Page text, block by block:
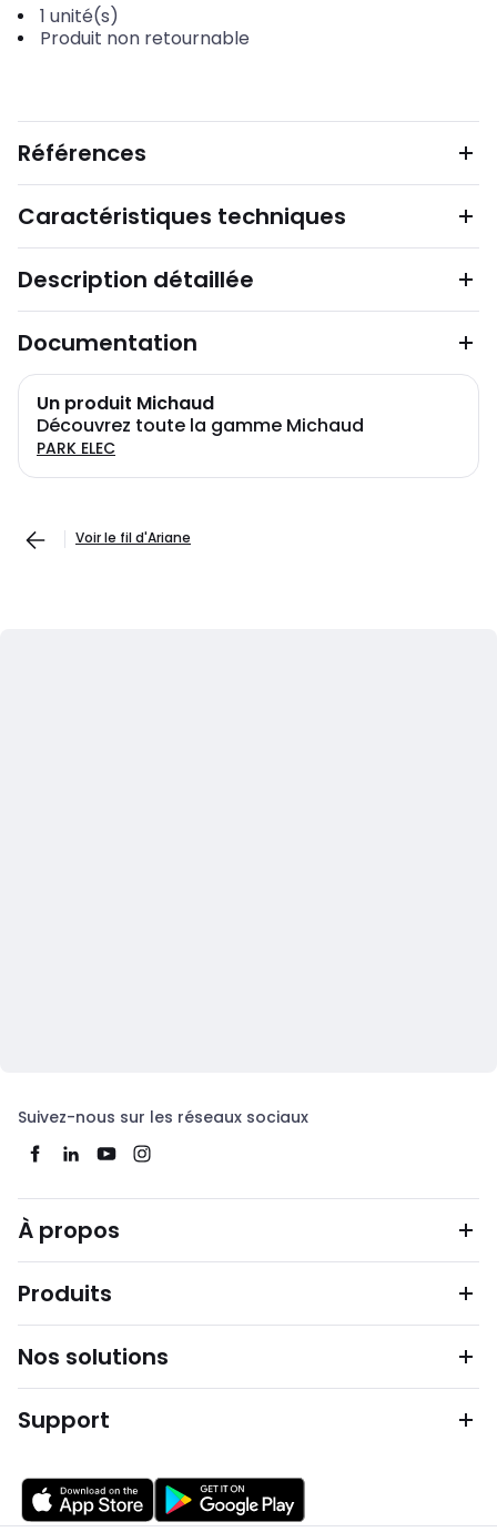
1 unité(s)
Produit non retournable
Références
Caractéristiques techniques
Description détaillée
Documentation
Un produit Michaud
Découvrez toute la gamme Michaud
PARK ELEC
Voir le fil d'Ariane
Suivez-nous sur les réseaux sociaux
À propos
Produits
Nos solutions
Support